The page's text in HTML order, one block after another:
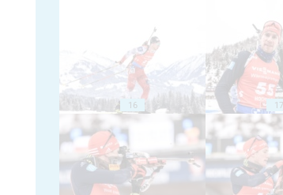
16 17